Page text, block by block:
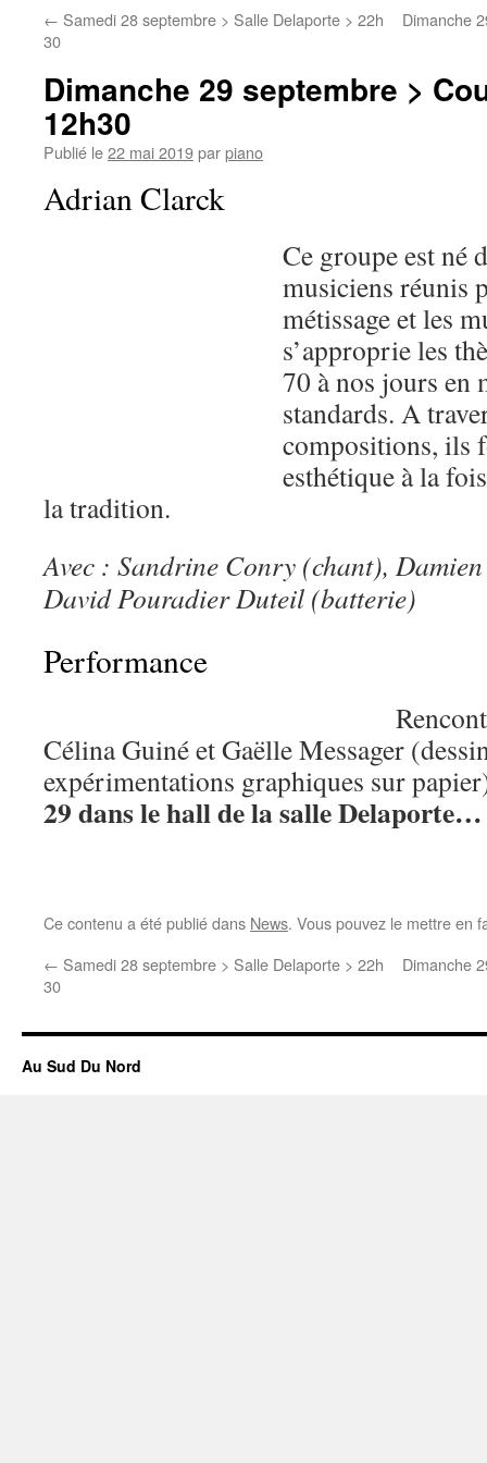
← Samedi 28 septembre > Salle Delaporte > 22h
30
Dimanche
Dimanche 29 septembre >
12h30
Publié le22 mai 2019parpiano
Adrian Clarck
Ce groupe est né
musiciens réunis
métissage et les
s’approprie les
70 à nos jours en
standards. A
compositions, ils
esthétique à la
la tradition.
Avec : Sandrine Conry (chant),
David Pouradier Duteil (batterie)
Performance
Célina Guiné et Gaëlle Messager
expérimentations graphiques sur
29 dans le hall de la salle Delaporte…
Ce contenu a été publié dans News. Vous pouvez le mettre en
← Samedi 28 septembre > Salle Delaporte > 22h
30
Dimanche
Au Sud Du Nord